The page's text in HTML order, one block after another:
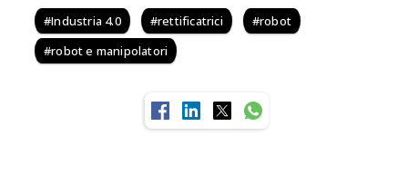
Industria 4.0 rettificatrici
robot
robot e manipolatori